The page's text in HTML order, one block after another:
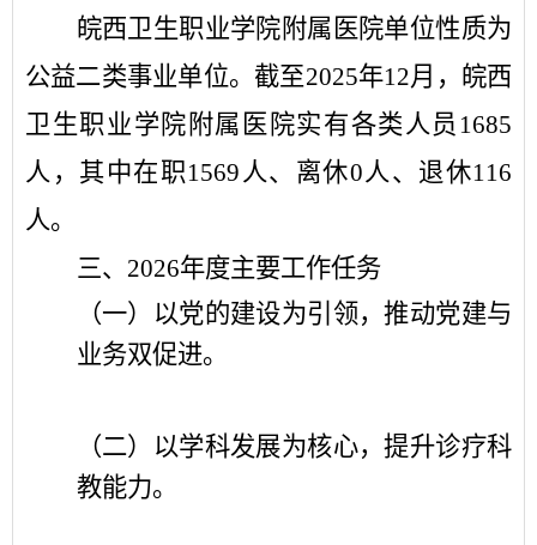
皖西卫生职业学院附属医院单位性质为
公益二类事业单位。 截至2025年12月， 皖西
卫生职业学院附属医院实有各类人员 1685
人，其中在职1569人、离休0人、退休116
人。
三、 2026年度主要工作任务
（一）以党的建设为引领，推动党建与
业务双促进。
（二）以学科发展为核心，提升诊疗科
教能力。